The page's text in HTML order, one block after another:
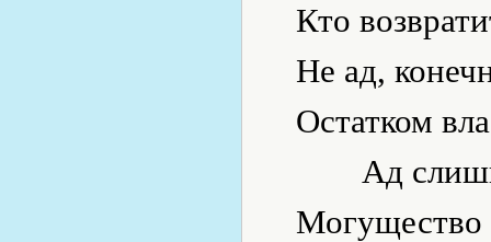
Кто
Не ад,
Остатком
Ад
Могущество